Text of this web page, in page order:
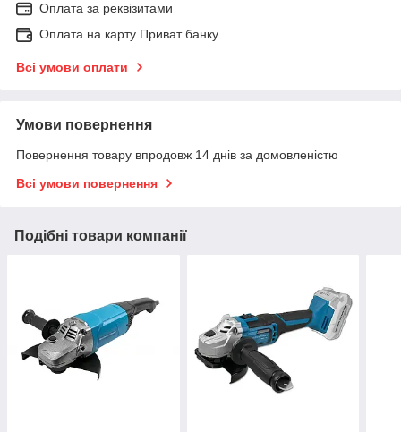
Оплата за реквізитами
Оплата на карту Приват банку
Всі умови оплати
Умови повернення
Повернення товару впродовж 14 днів за домовленістю
Всі умови повернення
Подібні товари компанії